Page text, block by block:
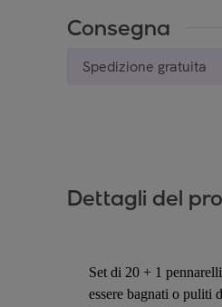
Consegna
Spedizione gratuita
Dettagli del
Set di 20 + 1
essere bagnati o puliti